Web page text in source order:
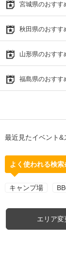
宮城県のおすす
秋田県のおすす
山形県のおすす
福島県のおすす
最近見たイベント&
よく使われる検索
キャンプ場
エリア変